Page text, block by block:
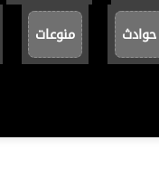
حوادث منوعات